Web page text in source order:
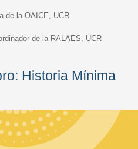
de la OAICE, UCR
de la RALAES, UCR
Historia Mínima